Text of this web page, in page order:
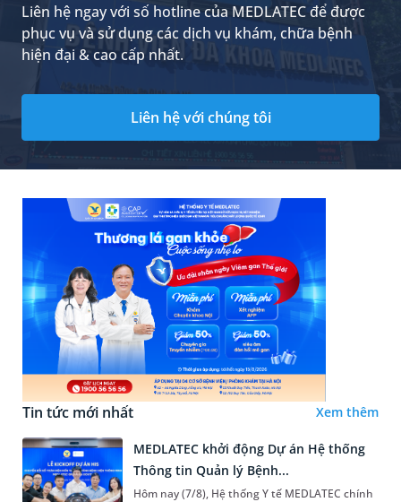
Liên hệ ngay với số hotline của MEDLATEC để được
phục vụ và sử dụng các dịch vụ khám, chữa bệnh
hiện đại & cao cấp nhất.
Liên hệ với chúng tôi
Tin tức mới nhất Xem thêm
MEDLATEC khởi động Dự án Hệ thống
Thông tin Quản lý Bệnh...
Hôm nay (7/8), Hệ thống Y tế MEDLATEC chính